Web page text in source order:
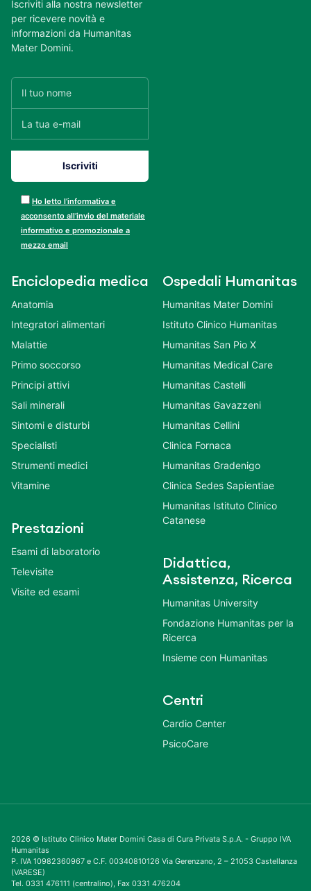
Iscriviti alla nostra newsletter
per ricevere novità e
informazioni da Humanitas
Mater Domini.
Ho letto l’informativa e
acconsento all’invio del materiale
informativo e promozionale a
mezzo email
Enciclopedia medica
Anatomia
Integratori alimentari
Malattie
Primo soccorso
Principi attivi
Sali minerali
Sintomi e disturbi
Specialisti
Strumenti medici
Vitamine
Prestazioni
Esami di laboratorio
Televisite
Visite ed esami
Ospedali Humanitas
Humanitas Mater Domini
Istituto Clinico Humanitas
Humanitas San Pio X
Humanitas Medical Care
Humanitas Castelli
Humanitas Gavazzeni
Humanitas Cellini
Clinica Fornaca
Humanitas Gradenigo
Clinica Sedes Sapientiae
Humanitas Istituto Clinico
Catanese
Didattica,
Assistenza, Ricerca
Humanitas University
Fondazione Humanitas per la
Ricerca
Insieme con Humanitas
Centri
Cardio Center
PsicoCare
2026 © Istituto Clinico Mater Domini Casa di Cura Privata S.p.A. - Gruppo IVA
Humanitas
P. IVA 10982360967 e C.F. 00340810126 Via Gerenzano, 2 – 21053 Castellanza
(VARESE)
Tel. 0331 476111 (centralino), Fax 0331 476204